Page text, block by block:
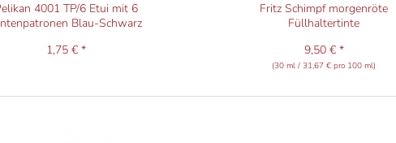
4001 TP/6 Etui mit 6
Blau-Schwarz
1,75 € *
Fritz Schimpf morgenröte
Füllhaltertinte
9,50 € *
(30 ml / 31,67 € pro 100 ml)